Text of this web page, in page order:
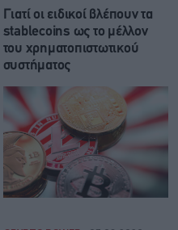
Γιατί οι ειδικοί βλέπουν τα
stablecoins ως το μέλλον
του χρηματοπιστωτικού
συστήματος